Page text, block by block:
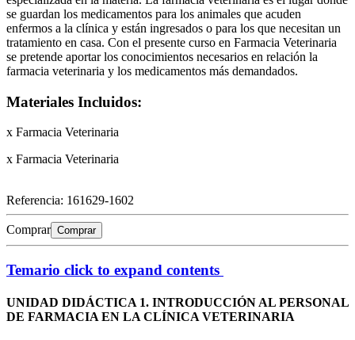
se guardan los medicamentos para los animales que acuden
enfermos a la clínica y están ingresados o para los que necesitan un
tratamiento en casa. Con el presente curso en Farmacia Veterinaria
se pretende aportar los conocimientos necesarios en relación la
farmacia veterinaria y los medicamentos más demandados.
Materiales Incluidos:
x Farmacia Veterinaria
x Farmacia Veterinaria
Referencia: 161629-1602
Comprar Comprar
Temario click to expand contents
UNIDAD DIDÁCTICA 1. INTRODUCCIÓN AL PERSONAL
DE FARMACIA EN LA CLÍNICA VETERINARIA